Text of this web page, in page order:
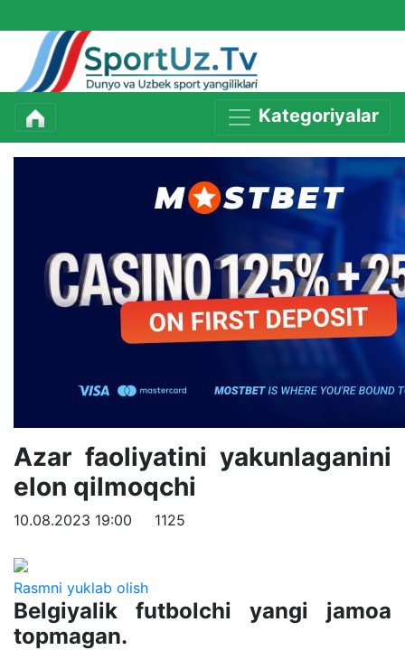
Kategoriyalar
Azar faoliyatini yakunlaganini
elon qilmoqchi
10.08.2023 19:00 1125
Rasmni yuklab olish
Belgiyalik futbolchi yangi jamoa
topmagan.